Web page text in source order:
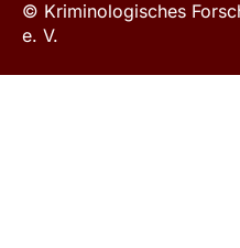
© Kriminologisches
e. V.